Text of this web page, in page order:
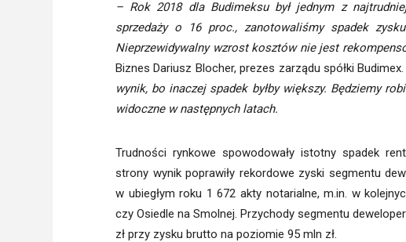
– Rok 2018 dla Budimeksu był jednym z
sprzedaży o 16 proc., zanotowaliśmy spadek
Nieprzewidywalny wzrost kosztów nie jest
Biznes Dariusz Blocher, prezes zarządu spółki
wynik, bo inaczej spadek byłby większy. Będziemy
widoczne w następnych latach.
Trudności rynkowe spowodowały istotny spadek
strony wynik poprawiły rekordowe zyski segmentu
w ubiegłym roku 1 672 akty notarialne, m.in. w
czy Osiedle na Smolnej. Przychody segmentu
zł przy zysku brutto na poziomie 95 mln zł.